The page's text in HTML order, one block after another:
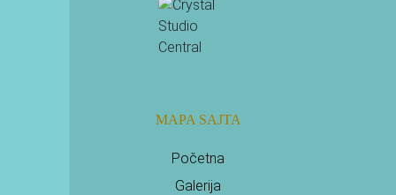
MAPA SAJTA
Početna
Galerija